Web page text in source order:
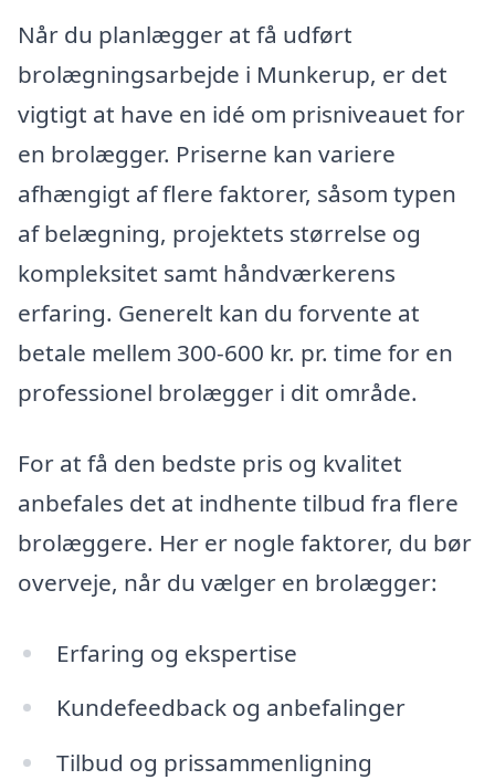
Når du planlægger at få udført
brolægningsarbejde i Munkerup, er det
vigtigt at have en idé om prisniveauet for
en brolægger. Priserne kan variere
afhængigt af flere faktorer, såsom typen
af belægning, projektets størrelse og
kompleksitet samt håndværkerens
erfaring. Generelt kan du forvente at
betale mellem 300-600 kr. pr. time for en
professionel brolægger i dit område.
For at få den bedste pris og kvalitet
anbefales det at indhente tilbud fra flere
brolæggere. Her er nogle faktorer, du bør
overveje, når du vælger en brolægger:
Erfaring og ekspertise
Kundefeedback og anbefalinger
Tilbud og prissammenligning